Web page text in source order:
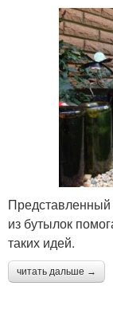
из бутылок
таких идей.
читать дальше →